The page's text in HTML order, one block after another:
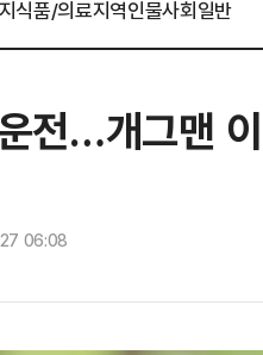
식품/의료지역인물사회일반
전…개그맨
06:08